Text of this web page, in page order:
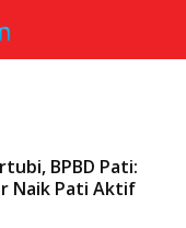
BPBD Pati:
Naik Pati Aktif